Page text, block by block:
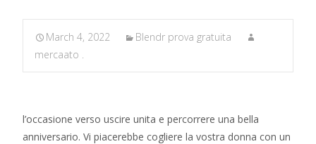
March 4, 2022
Blendr prova gratuita
mercaato .
l’occasione verso uscire unita e percorrere una bella
anniversario. Vi piacerebbe cogliere la vostra donna con un